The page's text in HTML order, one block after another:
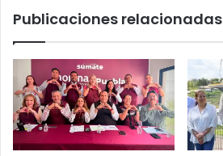
Publicaciones relacionadas